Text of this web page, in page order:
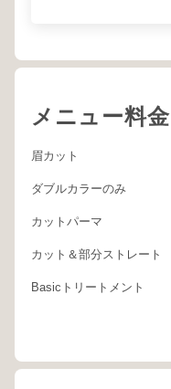
メニュー料金
眉カット
ダブルカラーのみ
カットパーマ
カット＆部分ストレート
Basicトリートメント